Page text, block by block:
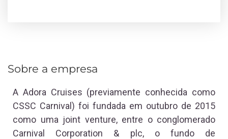
Sobre a empresa
A Adora Cruises (previamente conhecida como
CSSC Carnival) foi fundada em outubro de 2015
como uma joint venture, entre o conglomerado
Carnival Corporation & plc, o fundo de